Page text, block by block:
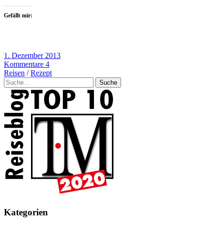
Gefällt mir:
1. Dezember 2013
Kommentare 4
Reisen /Rezept
Suche
Kategorien